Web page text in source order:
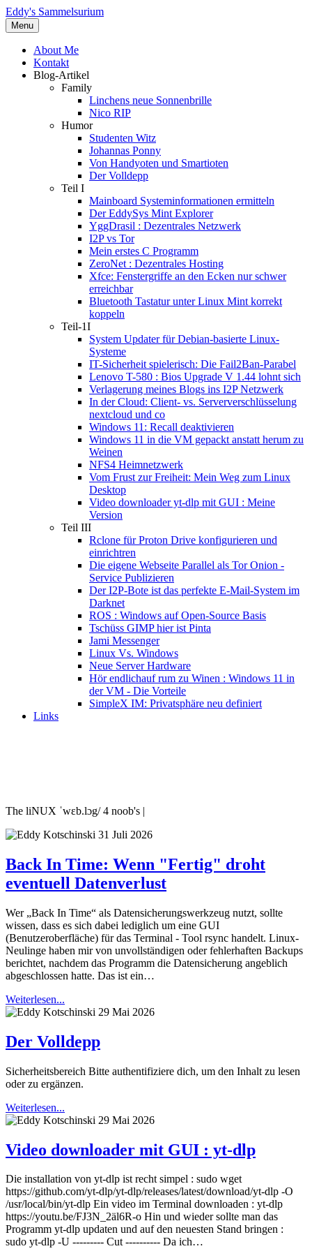
Eddy's Sammelsurium
Menu
About Me
Kontakt
Blog-Artikel
Family
Linchens neue Sonnenbrille
Nico RIP
Humor
Studenten Witz
Johannas Ponny
Von Handyoten und Smartioten
Der Volldepp
Teil I
Mainboard Systeminformationen ermitteln
Der EddySys Mint Explorer
YggDrasil : Dezentrales Netzwerk
I2P vs Tor
Mein erstes C Programm
ZeroNet : Dezentrales Hosting
Xfce: Fenstergriffe an den Ecken nur schwer
erreichbar
Bluetooth Tastatur unter Linux Mint korrekt
koppeln
Teil-1I
System Updater für Debian-basierte Linux-
Systeme
IT-Sicherheit spielerisch: Die Fail2Ban-Parabel
Lenovo T-580 : Bios Upgrade V 1.44 lohnt sich
Verlagerung meines Blogs ins I2P Netzwerk
In der Cloud: Client- vs. Serververschlüsselung
nextcloud und co
Windows 11: Recall deaktivieren
Windows 11 in die VM gepackt anstatt herum zu
Weinen
NFS4 Heimnetzwerk
Vom Frust zur Freiheit: Mein Weg zum Linux
Desktop
Video downloader yt-dlp mit GUI : Meine
Version
Teil III
Rclone für Proton Drive konfigurieren und
einrichtren
Die eigene Webseite Parallel als Tor Onion -
Service Publizieren
Der I2P-Bote ist das perfekte E-Mail-System im
Darknet
ROS : Windows auf Open-Source Basis
Tschüss GIMP hier ist Pinta
Jami Messenger
Linux Vs. Windows
Neue Server Hardware
Hör endlichauf rum zu Winen : Windows 11 in
der VM - Die Vorteile
SimpleX IM: Privatsphäre neu definiert
Links
The liNUX ˈwɛb.lɔg/ 4 noob's |
31 Juli 2026
Back In Time: Wenn "Fertig" droht
eventuell Datenverlust
Wer „Back In Time“ als Datensicherungswerkzeug nutzt, sollte
wissen, dass es sich dabei lediglich um eine GUI
(Benutzeroberfläche) für das Terminal - Tool rsync handelt. Linux-
Neulinge haben mir von unvollständigen oder fehlerhaften Backups
berichtet, nachdem das Programm die Datensicherung angeblich
abgeschlossen hatte. Das ist ein…
Weiterlesen...
29 Mai 2026
Der Volldepp
Sicherheitsbereich Bitte authentifiziere dich, um den Inhalt zu lesen
oder zu ergänzen.
Weiterlesen...
29 Mai 2026
Video downloader mit GUI : yt-dlp
Die installation von yt-dlp ist recht simpel : sudo wget
https://github.com/yt-dlp/yt-dlp/releases/latest/download/yt-dlp -O
/usr/local/bin/yt-dlp Ein video im Terminal downloaden : yt-dlp
https://youtu.be/FJ3N_2äl6R-o Hin und wieder sollte man das
Programm yt-dlp updaten und auf den neuesten Stand bringen :
sudo yt-dlp -U --------- Cut ---------- Da ich…